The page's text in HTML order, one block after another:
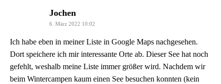
Jochen
6. März 2022 10:02
Ich habe eben in meiner Liste in Google Maps nachgesehen.
Dort speichere ich mir interessante Orte ab. Dieser See hat noch
gefehlt, weshalb meine Liste immer größer wird. Nachdem wir
beim Wintercampen kaum einen See besuchen konnten (kein